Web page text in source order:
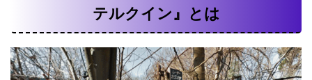
テルクイン』とは